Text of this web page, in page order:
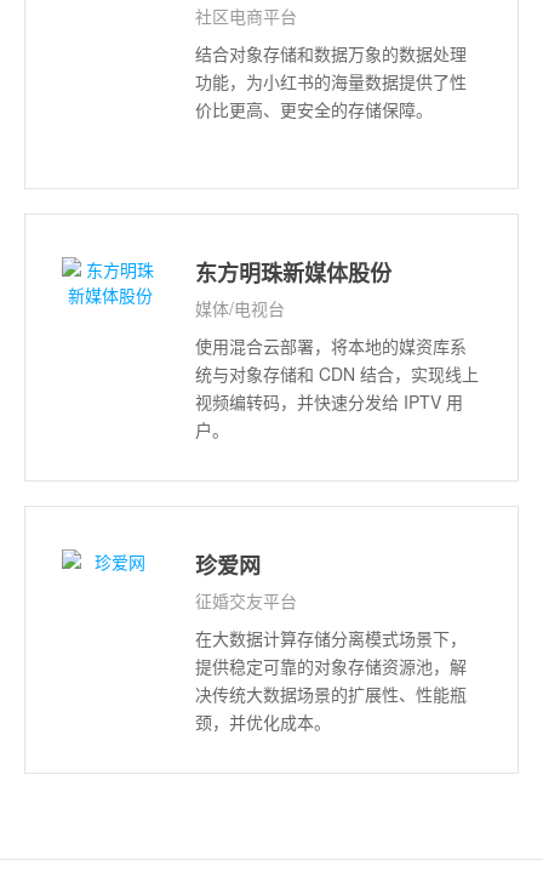
社区电商平台
结合对象存储和数据万象的数据处理
功能，为小红书的海量数据提供了性
价比更高、更安全的存储保障。
东方明珠新媒体股份
媒体/电视台
使用混合云部署，将本地的媒资库系
统与对象存储和 CDN 结合，实现线上
视频编转码，并快速分发给 IPTV 用
户。
珍爱网
征婚交友平台
在大数据计算存储分离模式场景下，
提供稳定可靠的对象存储资源池，解
决传统大数据场景的扩展性、性能瓶
颈，并优化成本。